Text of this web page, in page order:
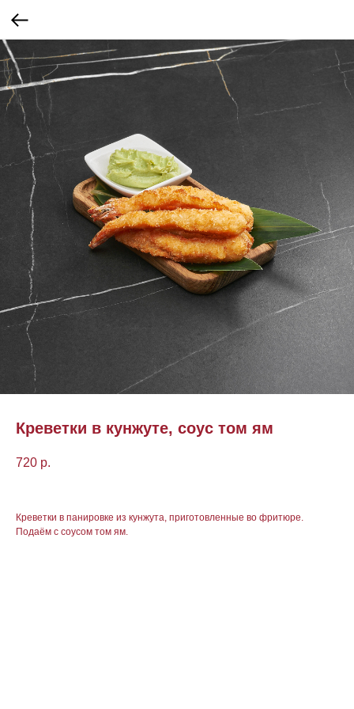
Креветки в кунжуте, соус том ям
720 р.
Креветки в панировке из кунжута, приготовленные во фритюре.
Подаëм с соусом том ям.